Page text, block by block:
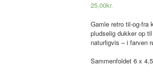
25,00kr.
Gamle retro til-og-fra
pludselig dukker op
naturligvis – i farven
Sammenfoldet 6 x